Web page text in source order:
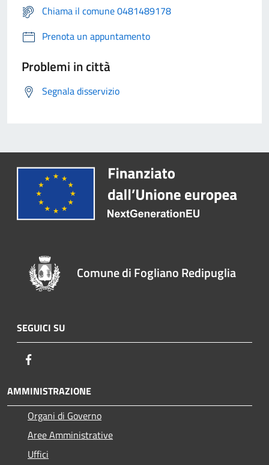
Chiama il comune 0481489178
Prenota un appuntamento
Problemi in città
Segnala disservizio
Comune di Fogliano Redipuglia
SEGUICI SU
AMMINISTRAZIONE
Organi di Governo
Aree Amministrative
Uffici